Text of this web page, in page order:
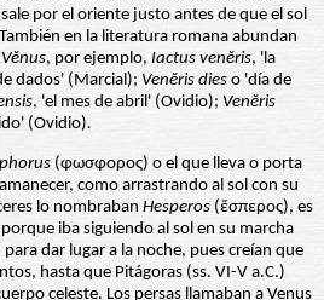
por el oriente justo antes de que el sol
en la literatura romana abundan
Vĕnus, por ejemplo, Iactus venĕris, 'la
dados' (Marcial); Venĕris dies o 'día de
, 'el mes de abril' (Ovidio); Venĕris
(Ovidio).
(φωσφορος) o el que lleva o porta
como arrastrando al sol con su
lo nombraban Hesperos (ἕσπερος), es
iba siguiendo al sol en su marcha
dar lugar a la noche, pues creían que
hasta que Pitágoras (ss. VI-V a.C.)
celeste. Los persas llamaban a Venus